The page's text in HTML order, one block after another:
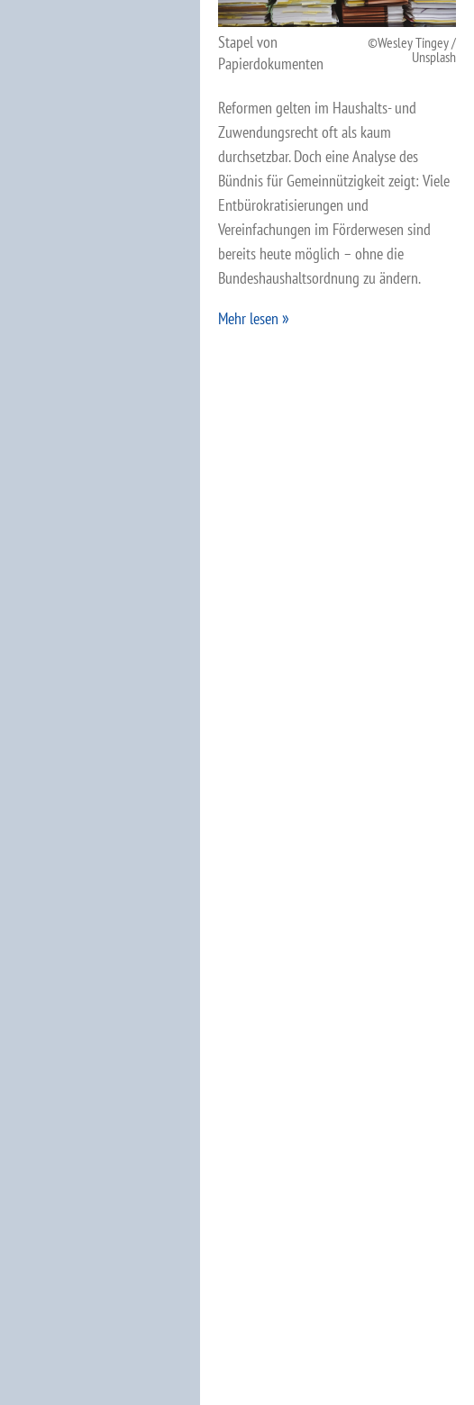
Stapel von
Papierdokumenten
Wesley Tingey /
Unsplash
Reformen gelten im Haushalts- und
Zuwendungsrecht oft als kaum
durchsetzbar. Doch eine Analyse des
Bündnis für Gemeinnützigkeit zeigt: Viele
Entbürokratisierungen und
Vereinfachungen im Förderwesen sind
bereits heute möglich – ohne die
Bundeshaushaltsordnung zu ändern.
Mehr lesen